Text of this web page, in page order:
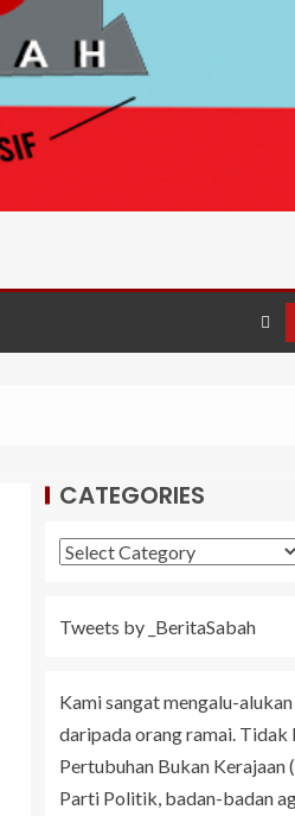
CATEGORIES
Tweets by _BeritaSabah
Kami sangat mengalu-
daripada orang ramai. Tidak
Pertubuhan Bukan Kerajaan
Parti Politik, badan-badan